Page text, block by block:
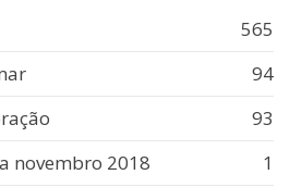
565
94
93
novembro 2018
1